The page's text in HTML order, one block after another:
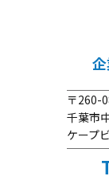
〒260-
千葉市
ケープ